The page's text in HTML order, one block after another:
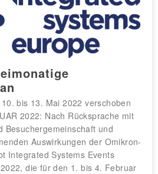
bis 13. Mai 2022 verschoben
2022: Nach Rücksprache mit
Besuchergemeinschaft und
Auswirkungen der Omikron-
Integrated Systems Events
die für den 1. bis 4. Februar